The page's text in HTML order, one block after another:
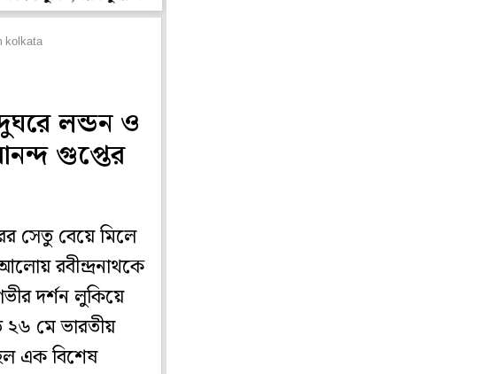
kolkata
লন্ডন ও
গুপ্তের
সেতু বেয়ে মিলে
রবীন্দ্রনাথকে
দর্শন লুকিয়ে
মে ভারতীয়
এক বিশেষ